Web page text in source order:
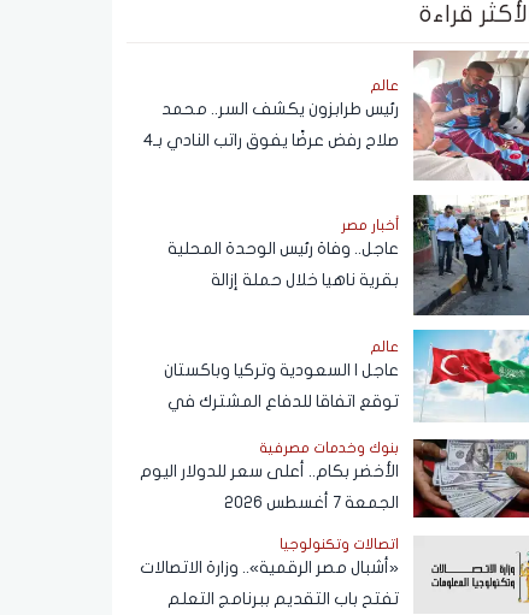
الأكثر قراءة
عالم
رئيس طرابزون يكشف السر.. محمد
صلاح رفض عرضًا يفوق راتب النادي بـ4
أخبار مصر
عاجل.. وفاة رئيس الوحدة المحلية
بقرية ناهيا خلال حملة إزالة
عالم
عاجل | السعودية وتركيا وباكستان
توقع اتفاقا للدفاع المشترك في
بنوك وخدمات مصرفية
الأخضر بكام.. أعلى سعر للدولار اليوم
الجمعة 7 أغسطس 2026
اتصالات وتكنولوجيا
«أشبال مصر الرقمية».. وزارة الاتصالات
تفتح باب التقديم ببرنامج التعلم